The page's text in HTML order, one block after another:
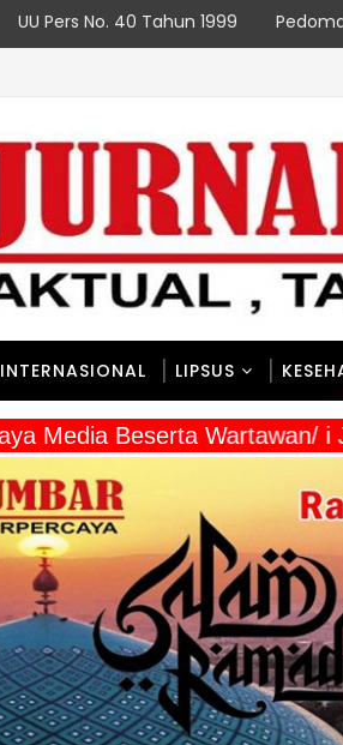
UU Pers No. 40 Tahun 1999
INTERNASIONAL LIPSUS
Media Beserta Wartawan/ i